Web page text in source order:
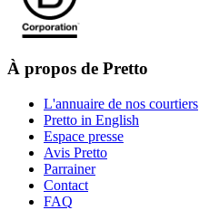
À propos de Pretto
L'annuaire de nos courtiers
Pretto in English
Espace presse
Avis Pretto
Parrainer
Contact
FAQ